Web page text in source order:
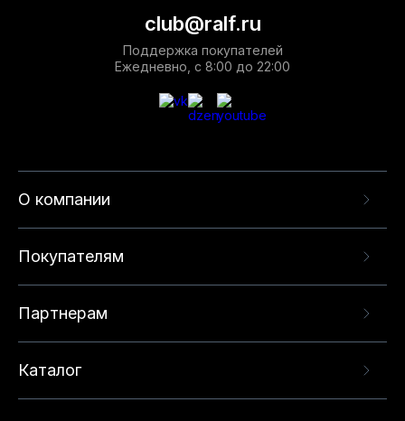
О компании
Покупателям
Партнерам
Каталог
club@ralf.ru
Поддержка покупателей
Ежедневно, с 8:00 до 22:00